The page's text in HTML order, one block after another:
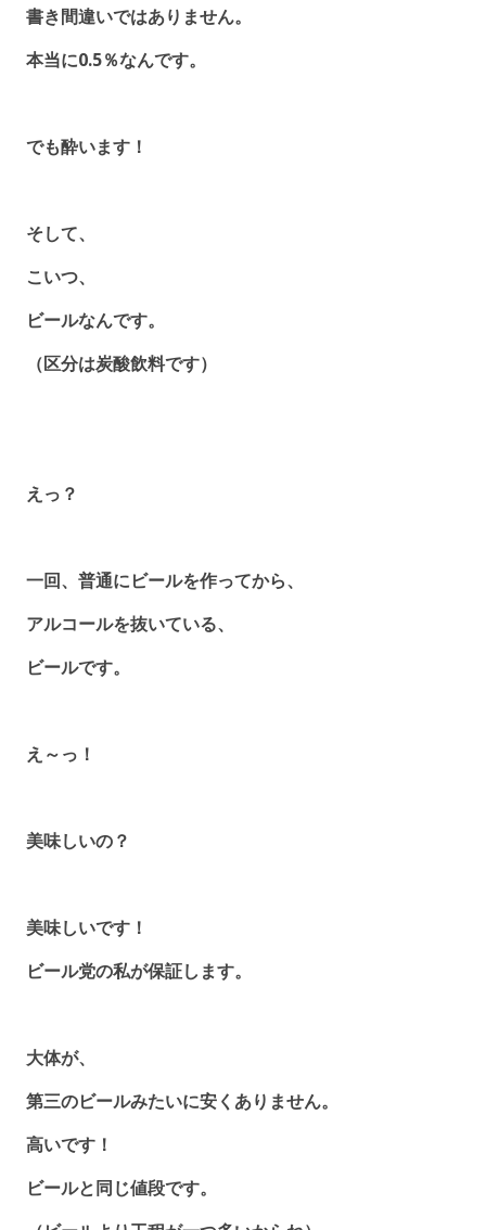
書き間違いではありません。
本当に0.5％なんです。
でも酔います！
そして、
こいつ、
ビールなんです。
（区分は炭酸飲料です）
えっ？
一回、普通にビールを作ってから、
アルコールを抜いている、
ビールです。
え～っ！
美味しいの？
美味しいです！
ビール党の私が保証します。
大体が、
第三のビールみたいに安くありません。
高いです！
ビールと同じ値段です。